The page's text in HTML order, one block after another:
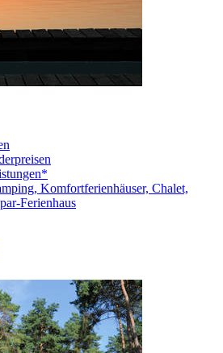
Komfortferienhäuser, Chalet,
Ferienhaus